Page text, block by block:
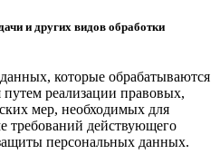
и других видов обработки
которые обрабатываются
реализации правовых,
мер, необходимых для
требований действующего
персональных данных.